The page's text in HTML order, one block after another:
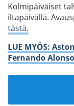
Kolmipäiväiset
iltapäivällä.
tästä.
LUE MYÖS:
Fernando